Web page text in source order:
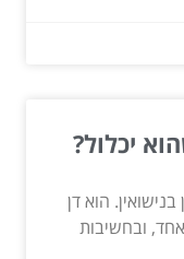
יכלול?
הוא דן
ובחשיבות